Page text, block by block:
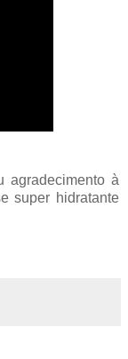
agradecimento à
super hidratante